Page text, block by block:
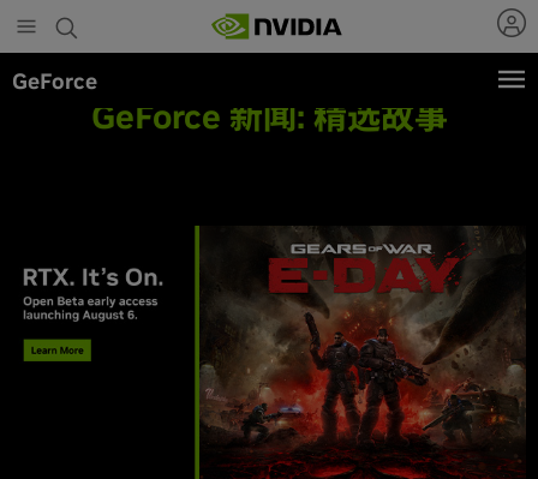
to
main
content
GeForce
GeForce 新闻: 精选故事